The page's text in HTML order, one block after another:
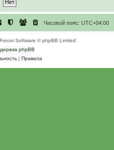
Часовой пояс: UTC+04:00
Software © phpBB Limited
phpBB
| Правила